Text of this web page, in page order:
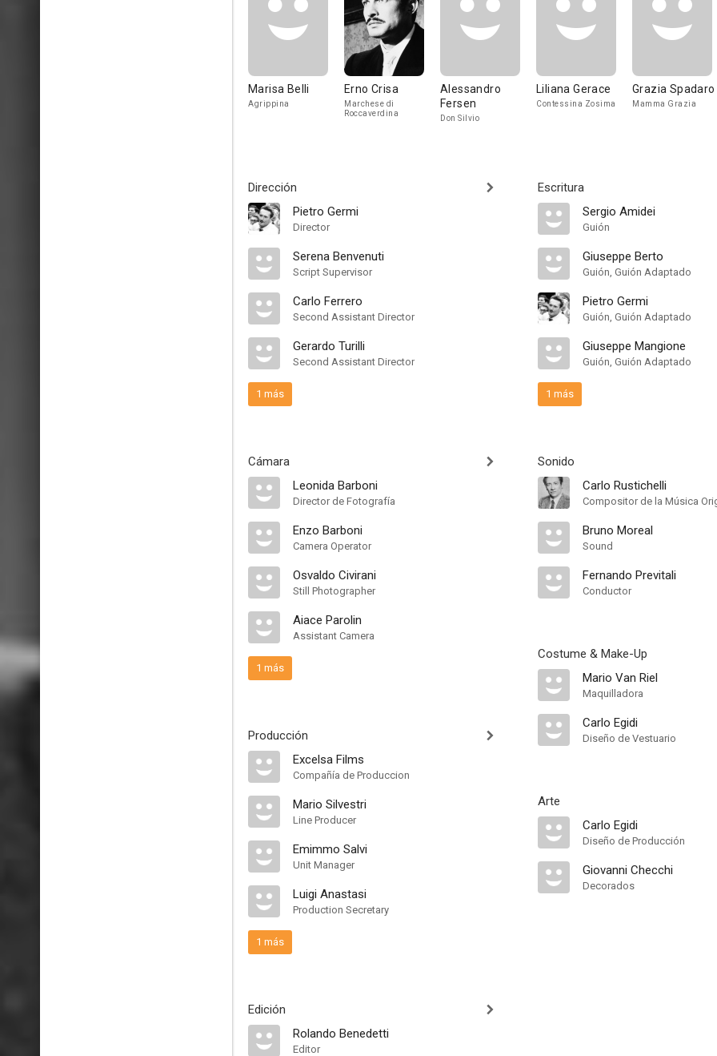
Marisa Belli
Agrippina
Erno Crisa
Marchese di
Roccaverdina
Alessandro
Fersen
Don Silvio
Liliana Gerace
Contessina Zosima
Grazia Spadaro
Mamma Grazia
Dirección
Pietro Germi
Director
Serena Benvenuti
Script Supervisor
Carlo Ferrero
Second Assistant Director
Gerardo Turilli
Second Assistant Director
1 más
Cámara
Leonida Barboni
Director de Fotografía
Enzo Barboni
Camera Operator
Osvaldo Civirani
Still Photographer
Aiace Parolin
Assistant Camera
1 más
Producción
Excelsa Films
Compañía de Produccion
Mario Silvestri
Line Producer
Emimmo Salvi
Unit Manager
Luigi Anastasi
Production Secretary
1 más
Edición
Rolando Benedetti
Editor
Escritura
Sergio Amidei
Guión
Giuseppe Berto
Guión, Guión Adaptado
Pietro Germi
Guión, Guión Adaptado
Giuseppe Mangione
Guión, Guión Adaptado
1 más
Sonido
Carlo Rustichelli
Compositor de la Música
Bruno Moreal
Sound
Fernando Previtali
Conductor
Costume & Make-Up
Mario Van Riel
Maquilladora
Carlo Egidi
Diseño de Vestuario
Arte
Carlo Egidi
Diseño de Producción
Giovanni Checchi
Decorados